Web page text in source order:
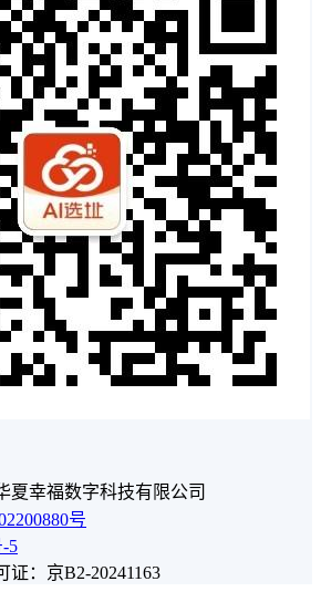
夏幸福数字科技有限公司
号
-5
：京B2-20241163